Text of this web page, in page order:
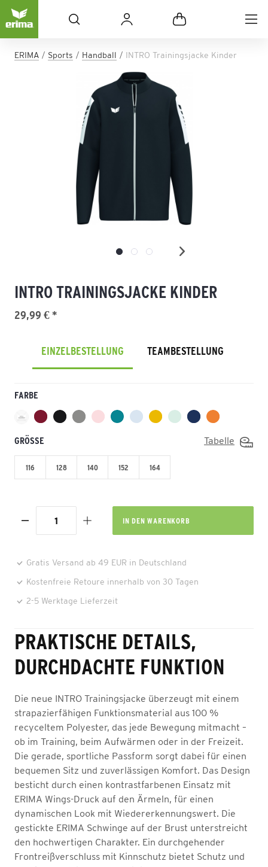
ERIMA Sports Handball INTRO Trainingsjacke Kinder
INTRO TRAININGSJACKE KINDER
29,99 € *
EINZELBESTELLUNG TEAMBESTELLUNG
FARBE
GRÖSSE Tabelle
116 128 140 152 164
IN DEN WARENKORB
Gratis Versand ab 49 EUR in Deutschland
Kostenfreie Retoure innerhalb von 30 Tagen
2-5 Werktage Lieferzeit
PRAKTISCHE DETAILS,
DURCHDACHTE FUNKTION
Die neue INTRO Trainingsjacke überzeugt mit einem
strapazierfähigen Funktionsmaterial aus 100 %
recyceltem Polyester, das jede Bewegung mitmacht –
ob im Training, beim Aufwärmen oder in der Freizeit.
Die gerade, sportliche Passform sorgt dabei für einen
bequemen Sitz und zuverlässigen Komfort. Das Design
besticht durch einen kontrastfarbenen Einsatz mit
ERIMA Wings-Druck auf den Ärmeln, für einen
dynamischen Look mit Wiedererkennungswert. Die
gestickte ERIMA Schwinge auf der Brust unterstreicht
den hochwertigen Charakter. Ein durchgehender
Frontreißverschluss mit Kinnschutz bietet Schutz und